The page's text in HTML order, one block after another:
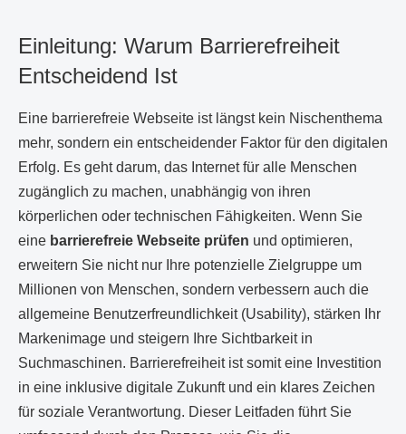
Einleitung: Warum Barrierefreiheit
Entscheidend Ist
Eine barrierefreie Webseite ist längst kein Nischenthema
mehr, sondern ein entscheidender Faktor für den digitalen
Erfolg. Es geht darum, das Internet für alle Menschen
zugänglich zu machen, unabhängig von ihren
körperlichen oder technischen Fähigkeiten. Wenn Sie
eine barrierefreie Webseite prüfen und optimieren,
erweitern Sie nicht nur Ihre potenzielle Zielgruppe um
Millionen von Menschen, sondern verbessern auch die
allgemeine Benutzerfreundlichkeit (Usability), stärken Ihr
Markenimage und steigern Ihre Sichtbarkeit in
Suchmaschinen. Barrierefreiheit ist somit eine Investition
in eine inklusive digitale Zukunft und ein klares Zeichen
für soziale Verantwortung. Dieser Leitfaden führt Sie